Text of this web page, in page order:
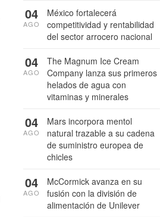
México fortalecerá
competitividad y rentabilidad
del sector arrocero nacional
04
AGO
The Magnum Ice Cream
Company lanza sus primeros
helados de agua con
vitaminas y minerales
04
AGO
Mars incorpora mentol
natural trazable a su cadena
de suministro europea de
chicles
04
AGO
McCormick avanza en su
fusión con la división de
alimentación de Unilever
04
AGO